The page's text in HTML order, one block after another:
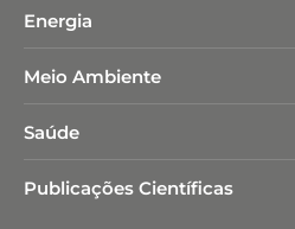
Energia
Meio Ambiente
Saúde
Publicações Científicas